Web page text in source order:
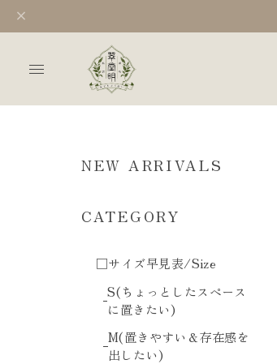
NEW ARRIVALS
CATEGORY
□サイズ早見表/Size
S(ちょっとしたスペース
に置きたい)
M(置きやすい＆存在感を
出したい)